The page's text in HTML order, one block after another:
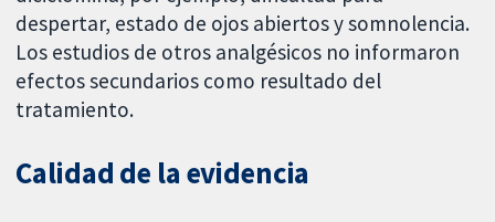
despertar, estado de ojos abiertos y somnolencia.
Los estudios de otros analgésicos no informaron
efectos secundarios como resultado del
tratamiento.
Calidad de la evidencia